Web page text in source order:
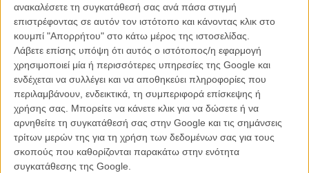
ανακαλέσετε τη συγκατάθεσή σας ανά πάσα στιγμή
επιστρέφοντας σε αυτόν τον ιστότοπο και κάνοντας κλικ στο
κουμπί "Απορρήτου" στο κάτω μέρος της ιστοσελίδας.
Λάβετε επίσης υπόψη ότι αυτός ο ιστότοπος/η εφαρμογή
χρησιμοποιεί μία ή περισσότερες υπηρεσίες της Google και
ενδέχεται να συλλέγει και να αποθηκεύει πληροφορίες που
περιλαμβάνουν, ενδεικτικά, τη συμπεριφορά επίσκεψης ή
χρήσης σας. Μπορείτε να κάνετε κλικ για να δώσετε ή να
αρνηθείτε τη συγκατάθεσή σας στην Google και τις σημάνσεις
τρίτων μερών της για τη χρήση των δεδομένων σας για τους
σκοπούς που καθορίζονται παρακάτω στην ενότητα
συγκατάθεσης της Google.
θα είναι μια μάλλον τολμηρή κίνηση για τον σταρ.
Και πιθανότατα η πρώτη ενδιαφέρουσα ταινία που θα κάνει μετά
από μια σειρά βαρετές ανοησίες όπως οι «Επτά Ζωές» ή το
«Κυνήγι της Ευτυχίας» και σιγουράντζες σαν το «Ζωντανός
Θρύλος» ή την τρίτη συνέχεια του «Οι Ανδρες με τα Μαύρα» που
γυρίζει τώρα.
Tags: Τζάνγκο, ΓΟΥΙΛ ΣΜΙΘ, Κουέντιν Ταραντίνο, ΚΡΙΣΤΟΦ
ΒΑΛΤΣ, ΣΑΜΙΟΥΕΛ ΤΖΑΚΣΟΝ